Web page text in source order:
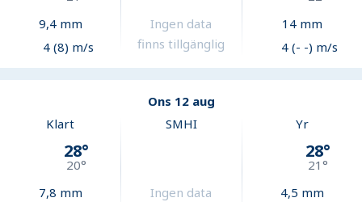
9,4mm
4 (8) m/s
Ingen data
finns tillgänglig
14mm
4 (- -) m/s
Ons 12 aug
Klart
28°
20°
7,8 mm
SMHI
Ingen data
Yr
28°
21°
4,5 mm